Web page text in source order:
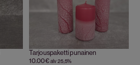
Tarjouspaketti punainen
10.00€alv 25,5%